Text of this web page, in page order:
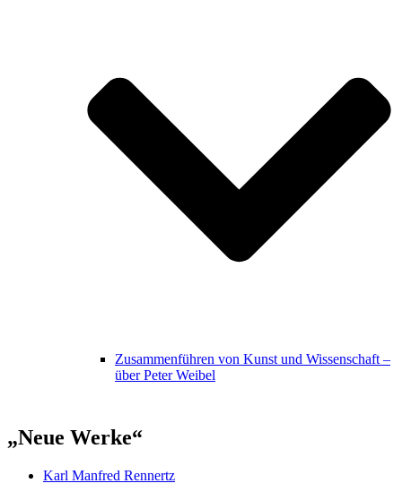
Zusammenführen von Kunst und Wissenschaft –
über Peter Weibel
„Neue Werke“
Karl Manfred Rennertz